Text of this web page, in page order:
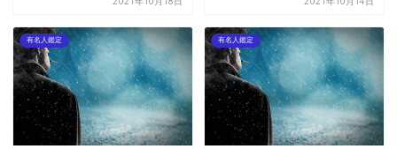
有名人鑑定 有名人鑑定